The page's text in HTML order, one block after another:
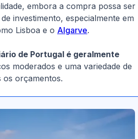
embora a compra possa ser
investimento, especialmente em
Lisboa e o Algarve.
de Portugal é geralmente
moderados e uma variedade de
orçamentos.